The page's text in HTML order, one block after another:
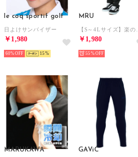
le coq sportif golf
日よけサンバイザー
￥1,980
60% 15
MRU
￥1,980
55%
MARUKAWA GAViC